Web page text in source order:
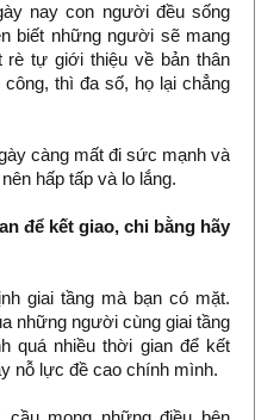
nay con người đều sống
biết những người sẽ mang
tự giới thiệu về bản thân
thì đa số, họ lại chẳng
càng mất đi sức mạnh và
hấp tấp và lo lắng.
để kết giao, chi bằng hãy
giai tầng mà bạn có mặt.
những người cùng giai tầng
quá nhiều thời gian để kết
nỗ lực đề cao chính mình.